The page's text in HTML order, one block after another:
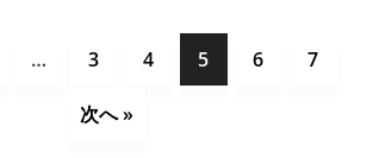
… 3 4 5 6 7
次へ »